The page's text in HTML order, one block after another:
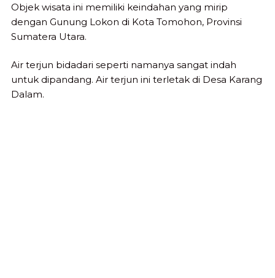
Objek wisata ini memiliki keindahan yang mirip
dengan Gunung Lokon di Kota Tomohon, Provinsi
Sumatera Utara.
Air terjun bidadari seperti namanya sangat indah
untuk dipandang. Air terjun ini terletak di Desa Karang
Dalam.